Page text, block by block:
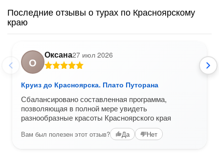
Последние отзывы о турах по Красноярскому
краю
О
Оксана27 июл 2026
Круиз до Красноярска. Плато Путорана
Сбалансировано составленная программа,
позволяющая в полной мере увидеть
разнообразные красоты Красноярского края
Вам был полезен этот отзыв? Да Нет